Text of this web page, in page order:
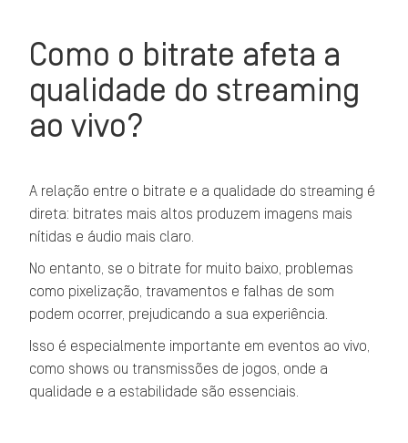
Como o bitrate afeta a
qualidade do streaming
ao vivo?
A relação entre o bitrate e a qualidade do streaming é
direta: bitrates mais altos produzem imagens mais
nítidas e áudio mais claro.
No entanto, se o bitrate for muito baixo, problemas
como pixelização, travamentos e falhas de som
podem ocorrer, prejudicando a sua experiência.
Isso é especialmente importante em eventos ao vivo,
como shows ou transmissões de jogos, onde a
qualidade e a estabilidade são essenciais.